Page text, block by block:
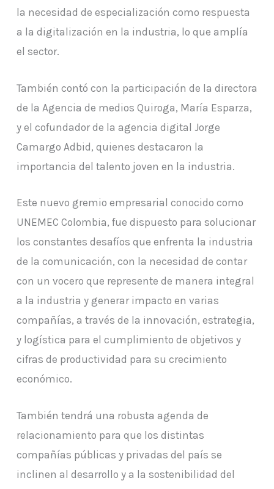
la necesidad de especialización como respuesta
a la digitalización en la industria, lo que amplía
el sector.
También contó con la participación de la directora
de la Agencia de medios Quiroga, María Esparza,
y el cofundador de la agencia digital Jorge
Camargo Adbid, quienes destacaron la
importancia del talento joven en la industria.
Este nuevo gremio empresarial conocido como
UNEMEC Colombia, fue dispuesto para solucionar
los constantes desafíos que enfrenta la industria
de la comunicación, con la necesidad de contar
con un vocero que represente de manera integral
a la industria y generar impacto en varias
compañías, a través de la innovación, estrategia,
y logística para el cumplimiento de objetivos y
cifras de productividad para su crecimiento
económico.
También tendrá una robusta agenda de
relacionamiento para que los distintas
compañías públicas y privadas del país se
inclinen al desarrollo y a la sostenibilidad del